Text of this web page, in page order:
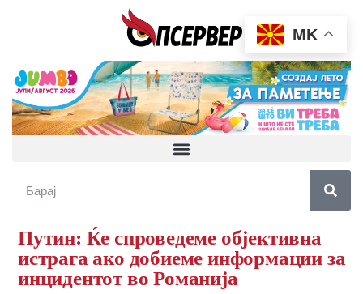
Путин: Ќе спроведеме објективна
истрага ако добиеме информации за
инцидентот во Романија
MK